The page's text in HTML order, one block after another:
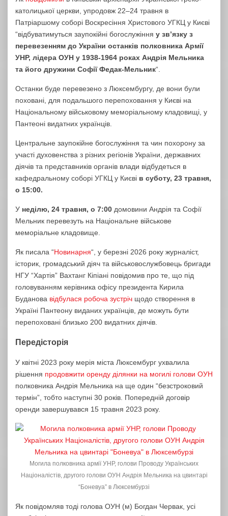
католицької церкви, упродовж 22–24 травня в
Патріаршому соборі Воскресіння Христового УГКЦ у Києві
“відбуватимуться заупокійні богослужіння у зв’язку з
перевезенням до України останків полковника Армії
УНР, лідера ОУН у 1938-1964 роках Андрія Мельника
та його дружини Софії Федак-Мельник“.
Останки буде перевезено з Люксембургу, де вони були
поховані, для подальшого перепоховання у Києві на
Національному військовому меморіальному кладовищі, у
Пантеоні видатних українців.
Центральне заупокійне богослужіння та чин похорону за
участі духовенства з різних регіонів України, державних
діячів та представників органів влади відбудеться в
кафедральному соборі УГКЦ у Києві в суботу, 23 травня,
о 15:00.
У неділю, 24 травня, о 7:00 домовини Андрія та Софії
Мельник перевезуть на Національне військове
меморіальне кладовище.
Як писала “Новинарня“, у березні 2026 року журналіст,
історик, громадський діяч та військовослужбовець бригади
НГУ “Хартія” Вахтанг Кіпіані повідомив про те, що під
головуванням керівника офісу президента Кирила
Буданова відбулася робоча зустріч щодо створення в
Україні Пантеону виданих українців, де можуть бути
перепоховані близько 200 видатних діячів.
Передісторія
У квітні 2023 року мерія міста Люксембург ухвалила
рішення продовжити оренду ділянки на могилі голови ОУН
полковника Андрія Мельника на ще один “безстроковий
термін”, тобто наступні 30 років. Попередній договір
оренди завершувався 15 травня 2023 року.
Могила полковника армії УНР, голови Проводу Українських
Націоналістів, другого голови ОУН Андрія Мельника на цвинтарі
“Боневуа” в Люксембурзі
Як повідомляв тоді голова ОУН (м) Богдан Червак, усі